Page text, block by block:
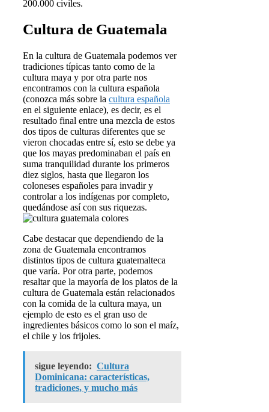
200.000 civiles.
Cultura de Guatemala
En la cultura de Guatemala podemos ver
tradiciones típicas tanto como de la
cultura maya y por otra parte nos
encontramos con la cultura española
(conozca más sobre la cultura española
en el siguiente enlace), es decir, es el
resultado final entre una mezcla de estos
dos tipos de culturas diferentes que se
vieron chocadas entre sí, esto se debe ya
que los mayas predominaban el país en
suma tranquilidad durante los primeros
diez siglos, hasta que llegaron los
coloneses españoles para invadir y
controlar a los indígenas por completo,
quedándose así con sus riquezas.
Cabe destacar que dependiendo de la
zona de Guatemala encontramos
distintos tipos de cultura guatemalteca
que varía. Por otra parte, podemos
resaltar que la mayoría de los platos de la
cultura de Guatemala están relacionados
con la comida de la cultura maya, un
ejemplo de esto es el gran uso de
ingredientes básicos como lo son el maíz,
el chile y los frijoles.
sigue leyendo: Cultura
Dominicana: características,
tradiciones, y mucho más